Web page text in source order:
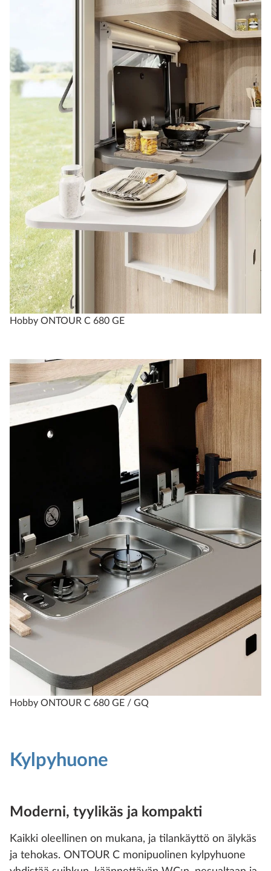
Hobby ONTOUR C 680 GE
Hobby ONTOUR C 680 GE / GQ
Kylpyhuone
Moderni, tyylikäs ja kompakti
Kaikki oleellinen on mukana, ja tilankäyttö on älykäs
ja tehokas. ONTOUR C monipuolinen kylpyhuone